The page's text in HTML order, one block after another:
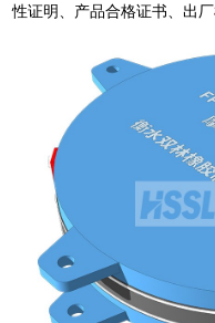
性证明、产品合格证书、出